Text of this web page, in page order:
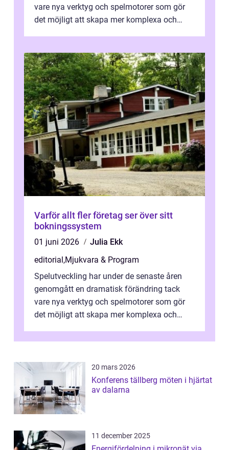
vare nya verktyg och spelmotorer som gör
det möjligt att skapa mer komplexa och
Varför allt fler företag ser över sitt
bokningssystem
01 juni 2026
Julia Ekk
editorial ,Mjukvara & Program
Spelutveckling har under de senaste åren
genomgått en dramatisk förändring tack
vare nya verktyg och spelmotorer som gör
det möjligt att skapa mer komplexa och
20 mars 2026
Konferens tällberg möten i hjärtat
av dalarna
11 december 2025